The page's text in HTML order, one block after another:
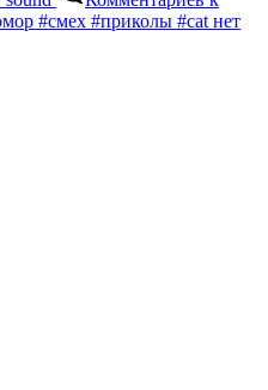
#смех #приколы #cat нет